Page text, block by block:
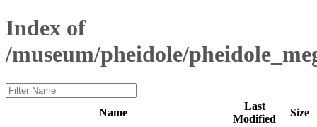
Index of
/museum/pheidole/
Name
Last
Modified
Size